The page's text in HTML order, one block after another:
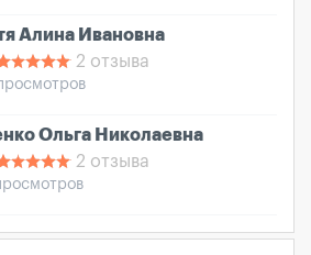
Алина Ивановна
2 отзыва
Ольга Николаевна
2 отзыва